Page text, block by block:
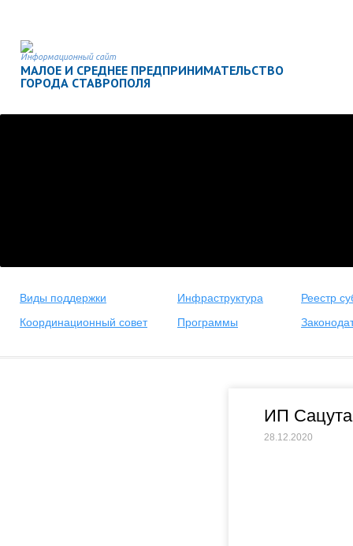
Информационный сайт
МАЛОЕ И СРЕДНЕЕ ПРЕДПРИНИМАТЕЛЬСТВО
ГОРОДА СТАВРОПОЛЯ
Виды поддержки Инфраструктура
Реестр
Координационный совет
Программы
ИП
28.12.2020